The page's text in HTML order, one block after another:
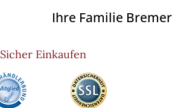
Ihre Familie Bremer
Sicher Einkaufen